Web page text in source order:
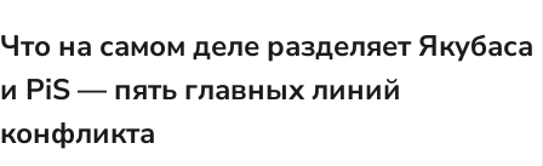
Что на самом деле разделяет Якубаса
и PiS — пять главных линий
конфликта